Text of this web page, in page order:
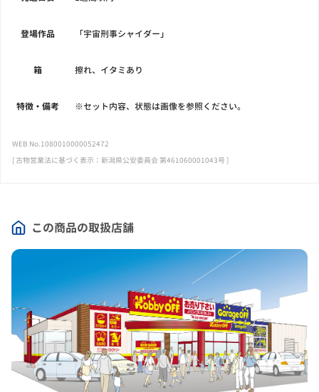
この商品の取扱店舗
登場作品 「宇宙刑事シャイダー」
箱 擦れ、イタミあり
特徴・備考 ※セット内容、状態は画像を参照ください。
WEB No.1080010000052472
[ 古物営業法に基づく表示：新潟県公安委員会 第461060001043号 ]